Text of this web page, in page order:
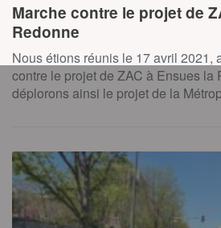
Marche contre le projet de
Redonne
Nous étions réunis le 17 avril 2021,
contre le projet de ZAC à Ensues la
déplorons ainsi le projet de la